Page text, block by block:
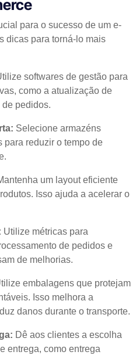
para o sucesso de um e-
dicas para torná-lo mais
softwares de gestão para
como a atualização de
pedidos.
Selecione armazéns
para reduzir o tempo de
um layout eficiente
Isso ajuda a acelerar o
Utilize métricas para
de pedidos e
de melhorias.
embalagens que protejam
Isso melhora a
danos durante o transporte.
Dê aos clientes a escolha
entrega, como entrega